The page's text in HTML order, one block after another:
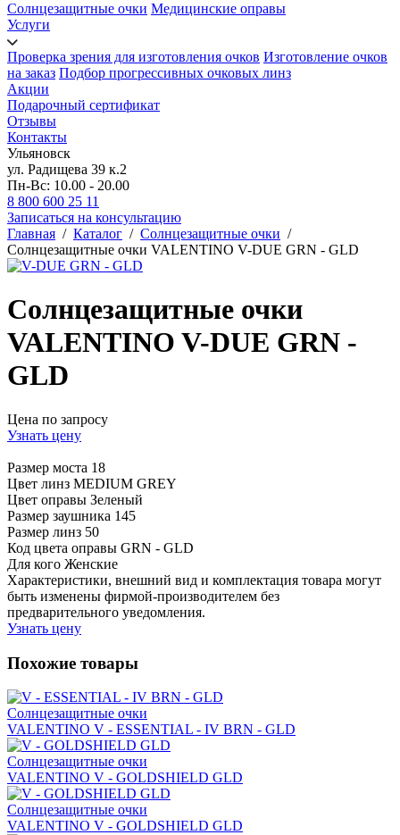
Солнцезащитные очки Медицинские оправы
Услуги
Проверка зрения для изготовления очков Изготовление очков
на заказ Подбор прогрессивных очковых линз
Акции
Подарочный сертификат
Отзывы
Контакты
Ульяновск
ул. Радищева 39 к.2
Пн-Вс: 10.00 - 20.00
8 800 600 25 11
Записаться на консультацию
Главная / Каталог / Солнцезащитные очки /
Солнцезащитные очки VALENTINO V-DUE GRN - GLD
Солнцезащитные очки
VALENTINO V-DUE GRN -
GLD
Цена по запросу
Узнать цену
Размер моста 18
Цвет линз MEDIUM GREY
Цвет оправы Зеленый
Размер заушника 145
Размер линз 50
Код цвета оправы GRN - GLD
Для кого Женские
Характеристики, внешний вид и комплектация товара могут
быть изменены фирмой-производителем без
предварительного уведомления.
Узнать цену
Похожие товары
Солнцезащитные очки
VALENTINO V - ESSENTIAL - IV BRN - GLD
Солнцезащитные очки
VALENTINO V - GOLDSHIELD GLD
Солнцезащитные очки
VALENTINO V - GOLDSHIELD GLD